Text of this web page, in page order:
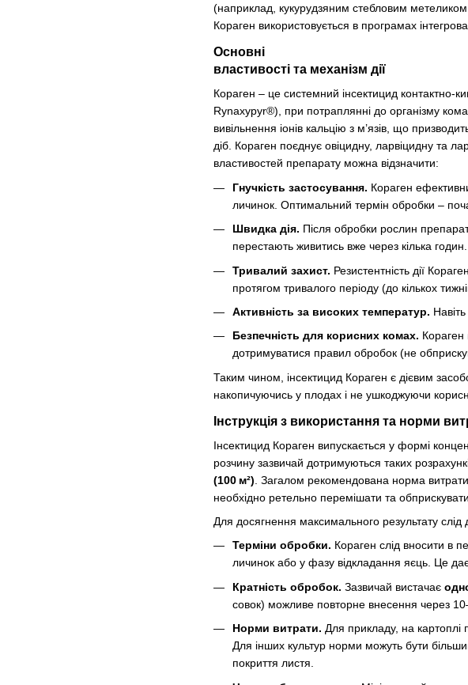
(наприклад, кукурудзяним стебловим метеликом
Кораген використовується в програмах
Основні
властивості та механізм дії
Кораген – це системний інсектицид контактно-
Rynaxypyr®), при потраплянні до організму
вивільнення іонів кальцію з м’язів, що
діб. Кораген поєднує овіцидну, ларвіцидну та
властивостей препарату можна відзначити:
Гнучкість застосування. Кораген
личинок. Оптимальний термін обробки –
Швидка дія. Після обробки рослин
перестають живитись вже через кілька годин.
Тривалий захист. Резистентність дії
протягом тривалого періоду (до кількох
Активність за високих температур.
Безпечність для корисних комах. Кораген
дотримуватися правил обробок (не
Таким чином, інсектицид Кораген є дієвим
накопичуючись у плодах і не ушкоджуючи
Інструкція з використання та норми
Інсектицид Кораген випускається у формі
розчину зазвичай дотримуються таких
(100 м²) . Загалом рекомендована норма
необхідно ретельно перемішати та обприскувати
Для досягнення максимального результату
Терміни обробки. Кораген слід вносити в
личинок або у фазу відкладання яєць. Це дає
Кратність обробок. Зазвичай вистачає
совок) можливе повторне внесення через
Норми витрати. Для прикладу, на картоплі
Для інших культур норми можуть бути
покриття листя.